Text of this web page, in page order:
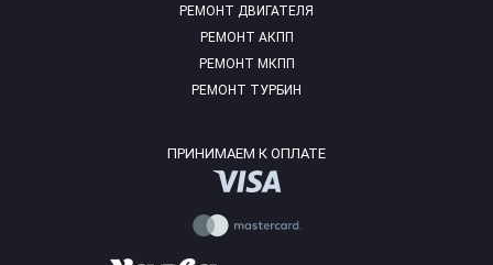
РЕМОНТ ДВИГАТЕЛЯ
РЕМОНТ АКПП
РЕМОНТ МКПП
РЕМОНТ ТУРБИН
ПРИНИМАЕМ К ОПЛАТЕ